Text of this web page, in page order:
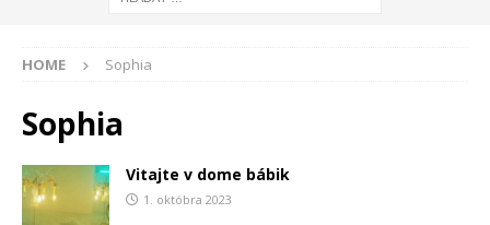
HOME Sophia
Sophia
Vitajte v dome bábik
1. októbra 2023